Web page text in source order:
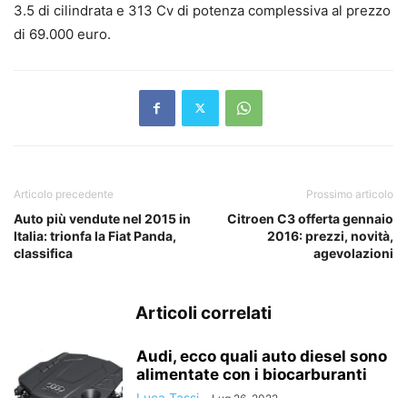
3.5 di cilindrata e 313 Cv di potenza complessiva al prezzo
di 69.000 euro.
Articolo precedente
Auto più vendute nel 2015 in
Italia: trionfa la Fiat Panda,
classifica
Prossimo articolo
Citroen C3 offerta gennaio
2016: prezzi, novità,
agevolazioni
Articoli correlati
Audi, ecco quali auto diesel sono
alimentate con i biocarburanti